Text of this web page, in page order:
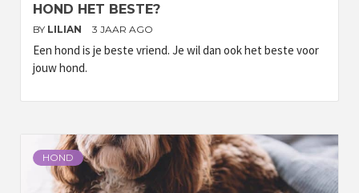
HOND HET BESTE?
BY LILIAN 3 JAAR AGO
Een hond is je beste vriend. Je wil dan ook het beste voor
jouw hond.
HOND